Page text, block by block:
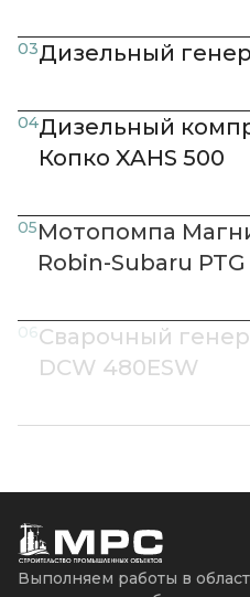
03Дизельный
04Дизельный
Копко XAHS 500
05Мотопомпа
Robin-Subaru PTG
06Сварочный
DCW 480ESW
Выполняем работы в